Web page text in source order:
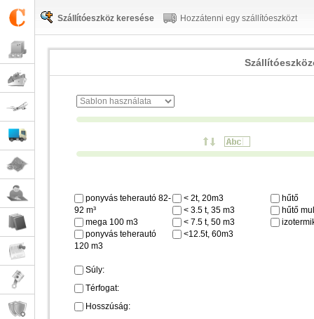
Szállítóeszköz keresése Hozzátenni egy szállítóeszközt
ponyvás teherautó 82-
92 m³
mega 100 m3
ponyvás teherautó
120 m3
< 2t, 20m3
< 3.5 t, 35 m3
< 7.5 t, 50 m3
<12.5t, 60m3
hűtő
hűtő
Súly:
Térfogat:
Hosszúság: